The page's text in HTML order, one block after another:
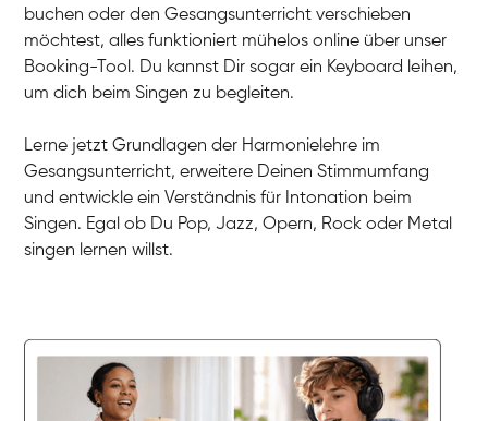
Gesang / Vocal
Gesang / Vocal
Gesang / Vocal
Gesang / Vocal
Gesang / Vocal
Gesang / Vocal
Gesang / Vocal
buchen oder den Gesangsunterricht verschieben
möchtest, alles funktioniert mühelos online über unser
Booking-Tool. Du kannst Dir sogar ein Keyboard leihen,
um dich beim Singen zu begleiten.
Lerne jetzt Grundlagen der Harmonielehre im
Gesangsunterricht, erweitere Deinen Stimmumfang
und entwickle ein Verständnis für Intonation beim
Singen. Egal ob Du Pop, Jazz, Opern, Rock oder Metal
singen lernen willst.